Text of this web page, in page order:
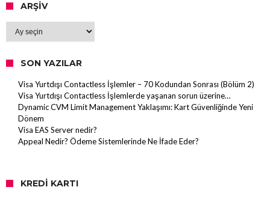
ARŞIV
SON YAZILAR
Visa Yurtdışı Contactless İşlemler – 70 Kodundan Sonrası (Bölüm 2)
Visa Yurtdışı Contactless İşlemlerde yaşanan sorun üzerine…
Dynamic CVM Limit Management Yaklaşımı: Kart Güvenliğinde Yeni
Dönem
Visa EAS Server nedir?
Appeal Nedir? Ödeme Sistemlerinde Ne İfade Eder?
KREDI KARTI